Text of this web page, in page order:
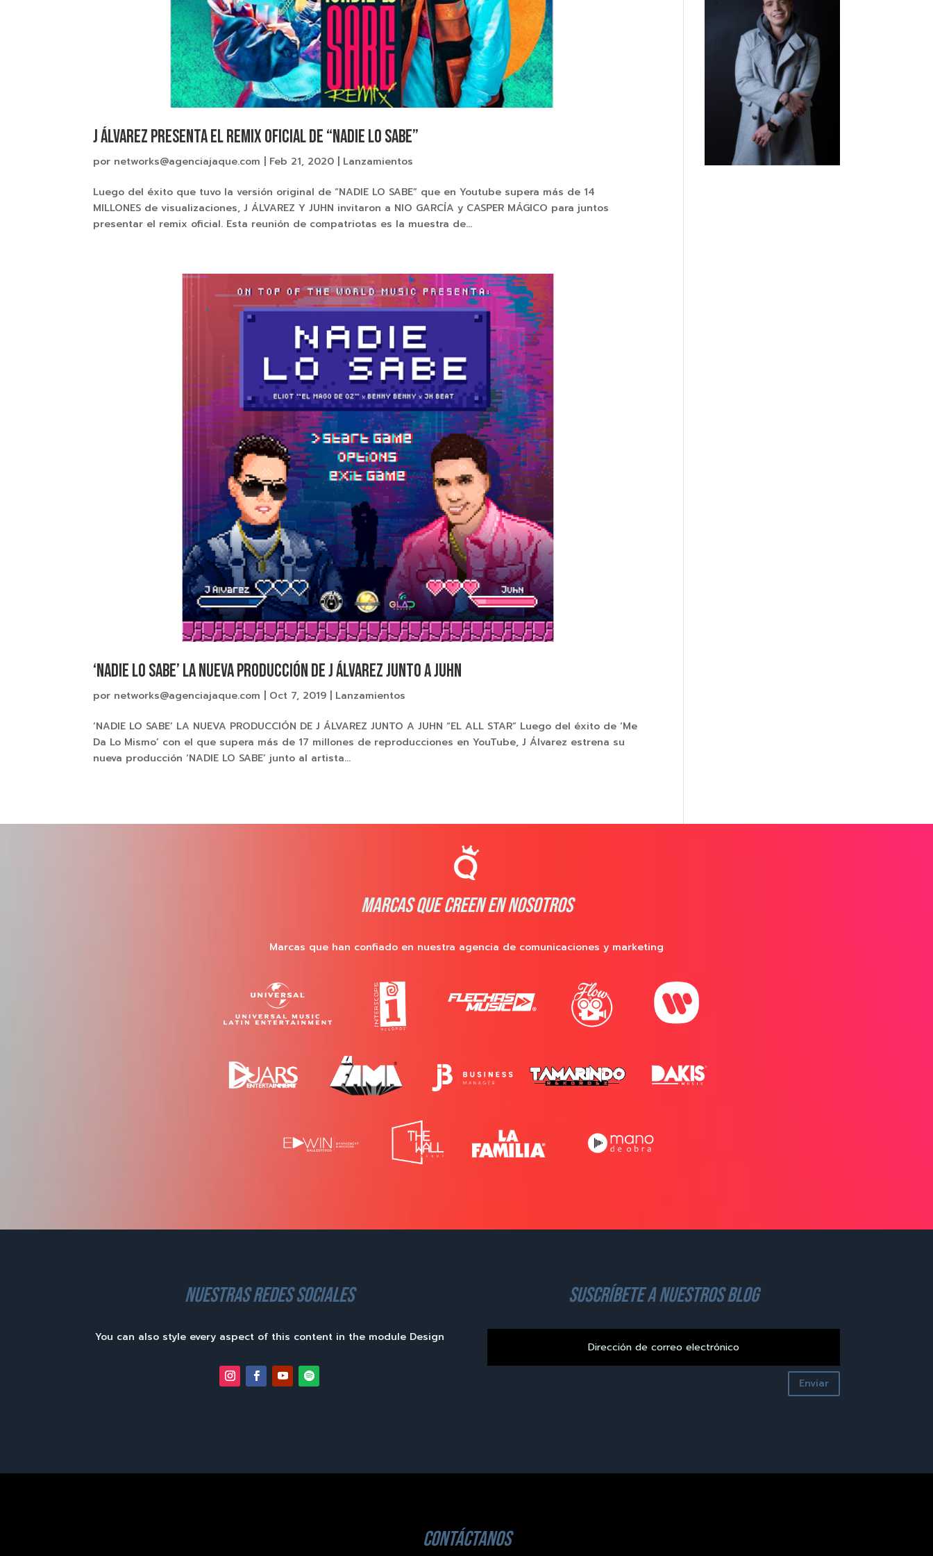
J ÁLVAREZ PRESENTA EL REMIX OFICIAL DE “NADIE LO SABE”
por networks@agenciajaque.com Feb 21, 2020 Lanzamientos
Luego del éxito que tuvo la versión original de “NADIE LO SABE” que en Youtube supera más de 14
MILLONES de visualizaciones, J ÁLVAREZ Y JUHN invitaron a NIO GARCÍA y CASPER MÁGICO para juntos
presentar el remix oficial. Esta reunión de compatriotas es la muestra de...
‘NADIE LO SABE’ LA NUEVA PRODUCCIÓN DE J ÁLVAREZ JUNTO A JUHN
por networks@agenciajaque.com Oct 7, 2019 Lanzamientos
‘NADIE LO SABE’ LA NUEVA PRODUCCIÓN DE J ÁLVAREZ JUNTO A JUHN “EL ALL STAR” Luego del éxito de ‘Me
Da Lo Mismo’ con el que supera más de 17 millones de reproducciones en YouTube, J Álvarez estrena su
nueva producción ‘NADIE LO SABE’ junto al artista...
MARCAS QUE CREEN EN NOSOTROS
Marcas que han confiado en nuestra agencia de comunicaciones y marketing
nuestras redes sociales
You can also style every aspect of this content in the module Design
suscríbete a nuestros blog
Enviar
contáctanos